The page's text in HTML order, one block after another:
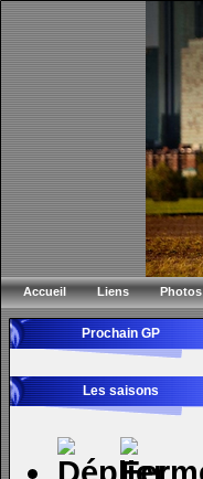
Accueil Liens Photos
Prochain GP
Les saisons